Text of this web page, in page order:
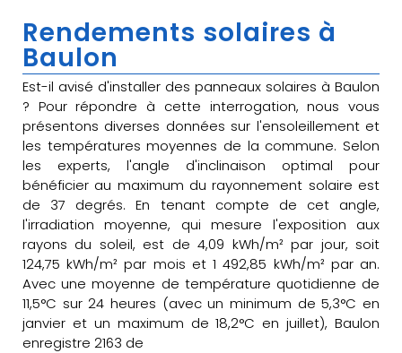
Rendements solaires à
Baulon
Est-il avisé d'installer des panneaux solaires à Baulon
? Pour répondre à cette interrogation, nous vous
présentons diverses données sur l'ensoleillement et
les températures moyennes de la commune. Selon
les experts, l'angle d'inclinaison optimal pour
bénéficier au maximum du rayonnement solaire est
de 37 degrés. En tenant compte de cet angle,
l'irradiation moyenne, qui mesure l'exposition aux
rayons du soleil, est de 4,09 kWh/m² par jour, soit
124,75 kWh/m² par mois et 1 492,85 kWh/m² par an.
Avec une moyenne de température quotidienne de
11,5°C sur 24 heures (avec un minimum de 5,3°C en
janvier et un maximum de 18,2°C en juillet), Baulon
enregistre 2163 de